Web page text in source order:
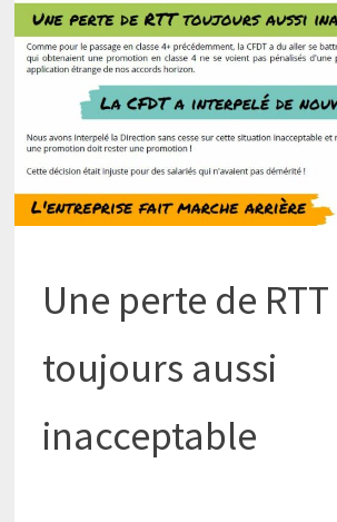
Une perte de RTT
toujours aussi
inacceptable